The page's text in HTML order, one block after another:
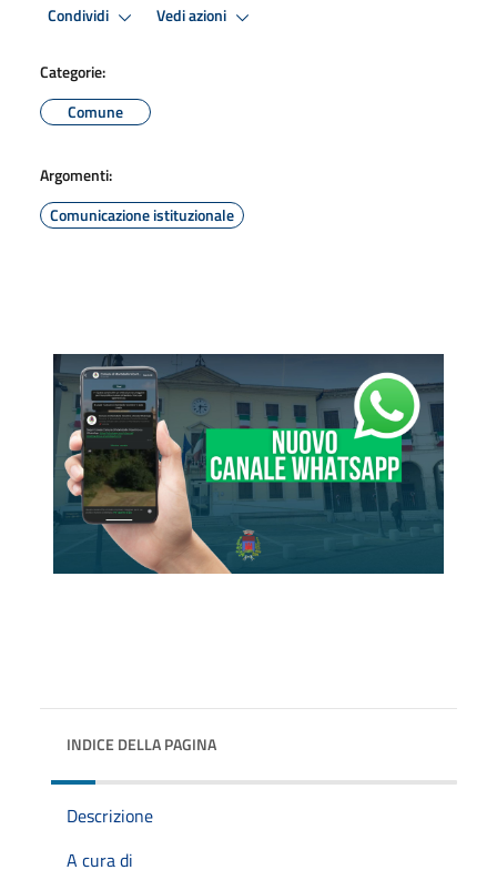
Condividi Vedi azioni
Categorie:
Comune
Argomenti:
Comunicazione istituzionale
INDICE DELLA PAGINA
Descrizione
A cura di